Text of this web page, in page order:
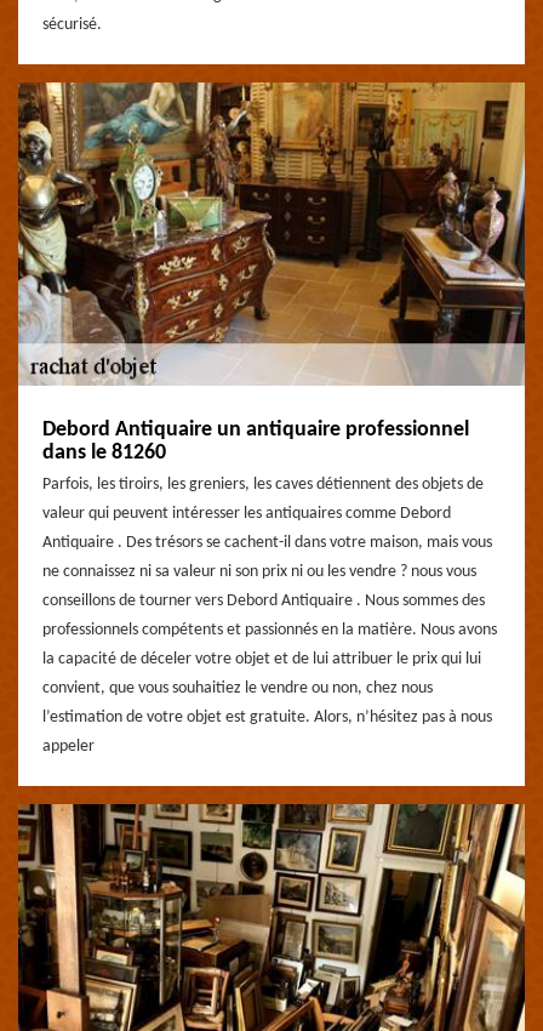
sécurisé.
Debord Antiquaire un antiquaire professionnel
dans le 81260
Parfois, les tiroirs, les greniers, les caves détiennent des objets de
valeur qui peuvent intéresser les antiquaires comme Debord
Antiquaire . Des trésors se cachent-il dans votre maison, mais vous
ne connaissez ni sa valeur ni son prix ni ou les vendre ? nous vous
conseillons de tourner vers Debord Antiquaire . Nous sommes des
professionnels compétents et passionnés en la matière. Nous avons
la capacité de déceler votre objet et de lui attribuer le prix qui lui
convient, que vous souhaitiez le vendre ou non, chez nous
l’estimation de votre objet est gratuite. Alors, n’hésitez pas à nous
appeler